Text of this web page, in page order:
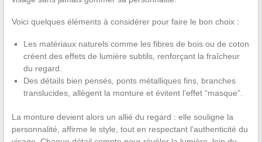
Voici quelques éléments à considérer pour faire le bon choix :
Les matériaux naturels comme les fibres de bois ou de coton
créent des effets de lumière subtils, renforçant la fraîcheur
du regard.
Des détails bien pensés, ponts métalliques fins, branches
translucides, allègent la monture et évitent l’effet “masque”.
La monture devient alors un allié du regard : elle souligne la
personnalité, affirme le style, tout en respectant l’authenticité du